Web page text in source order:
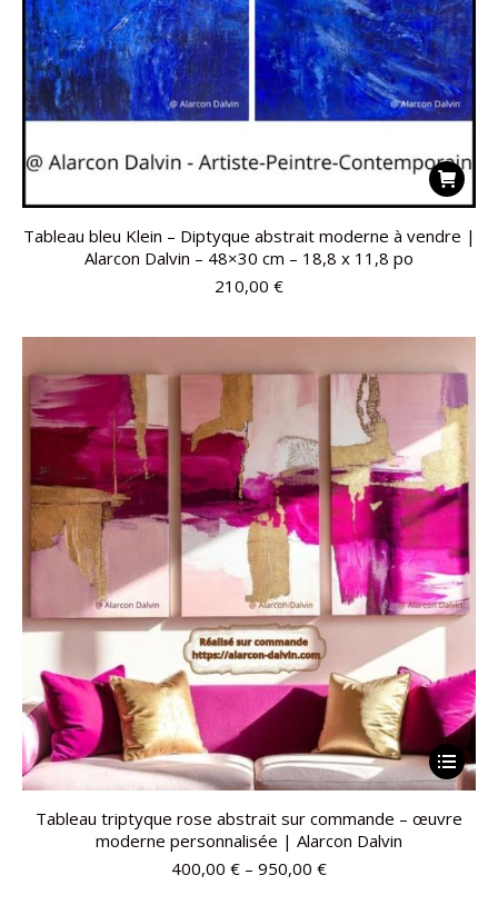
Tableau bleu Klein – Diptyque abstrait moderne à vendre |
Alarcon Dalvin – 48×30 cm – 18,8 x 11,8 po
210,00 €
Tableau triptyque rose abstrait sur commande – œuvre
moderne personnalisée | Alarcon Dalvin
400,00 € – 950,00 €